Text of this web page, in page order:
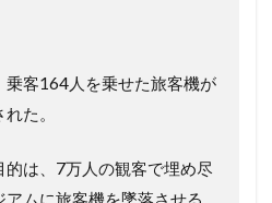
乗客164人を乗せた旅客機が
た。
的は、7万人の観客で埋め尽
アムに旅客機を墜落させる